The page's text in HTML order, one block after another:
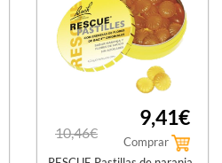
10,46€
9,41€
Comprar